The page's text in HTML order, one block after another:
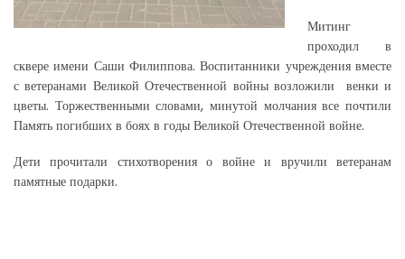
Митинг
проходил в
сквере имени Саши Филиппова. Воспитанники учреждения вместе
с ветеранами Великой Отечественной войны возложили венки и
цветы. Торжественными словами, минутой молчания все почтили
Память погибших в боях в годы Великой Отечественной войне.
Дети прочитали стихотворения о войне и вручили ветеранам
памятные подарки.